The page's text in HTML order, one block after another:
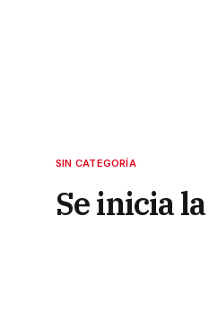
SIN CATEGORÍA
Se inicia